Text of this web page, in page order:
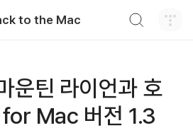
to the Mac
운틴 라이언과 호
Mac 버전 1.3